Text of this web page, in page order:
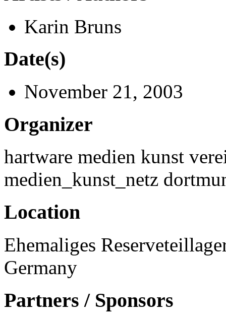
Karin Bruns
Date(s)
November 21, 2003
Organizer
hartware medien kunst
medien_kunst_netz
Location
Ehemaliges
Germany
Partners / Sponsors